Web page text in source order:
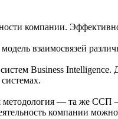
компании.
взаимосвязей
Business
методология — та же
компании